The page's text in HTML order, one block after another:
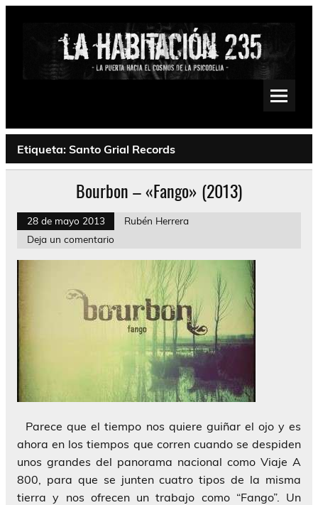
Saltar
Psychedelic, Stoner, Doom, Sludge, Fuzz, Space, Drone
Etiqueta: Santo Grial Records
Bourbon – «Fango» (2013)
28 de mayo 2013
Rubén Herrera
Deja un comentario
Parece que el tiempo nos quiere guiñar el ojo y es
ahora en los tiempos que corren cuando se despiden
unos grandes del panorama nacional como Viaje A
800, para que se junten cuatro tipos de la misma
tierra y nos ofrecen un trabajo como “Fango”. Un